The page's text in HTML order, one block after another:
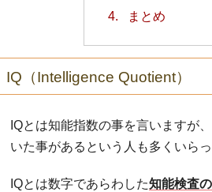
4. まとめ
IQ（Intelligence Quotient）
IQとは知能指数の事を言いますが
いた事があるという人も多くいら
IQとは数字であらわした知能検査